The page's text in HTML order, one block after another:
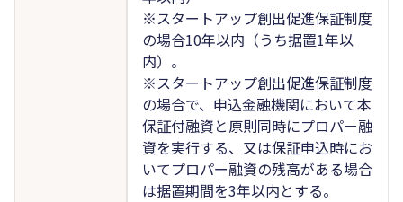
※スタートアップ創出促進保証制度
の場合10年以内（うち据置1年以
内）。
※スタートアップ創出促進保証制度
の場合で、申込金融機関において本
保証付融資と原則同時にプロパー融
資を実行する、又は保証申込時にお
いてプロパー融資の残高がある場合
は据置期間を3年以内とする。